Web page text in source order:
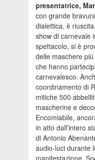
presentatrice,
con grande
dialettica, è
show di carnevale
spettacolo, si è
delle maschere
che hanno
carnevalesco.
coordinamento di
mitiche 500
mascherine e
Encomiabile,
in atto dall’intero
di Antonio
audio-luci durante
manifestazione.